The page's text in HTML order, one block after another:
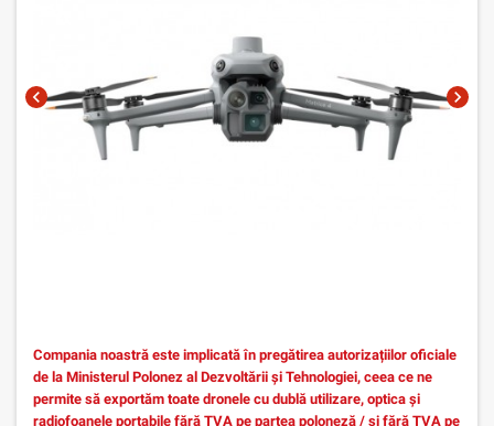
chevron_left chevron_right
Compania noastră este implicată în pregătirea autorizațiilor oficiale
de la Ministerul Polonez al Dezvoltării și Tehnologiei, ceea ce ne
permite să exportăm toate dronele cu dublă utilizare, optica și
radiofoanele portabile fără TVA pe partea poloneză / și fără TVA pe